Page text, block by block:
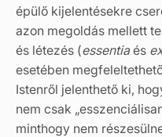
épülő kijelentésekre
azon megoldás mellett
és létezés (essentiaés
esetében
Istenről jelenthető ki,
nem csak
minthogy nem